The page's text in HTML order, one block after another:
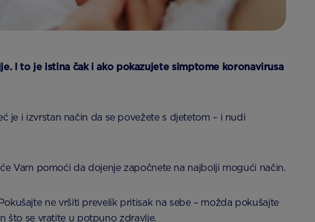
I to je istina čak i ako pokazujete simptome koronavirusa
je i izvrstan način da se povežete s djetetom – i nudi
Vam pomoći da dojenje započnete na najbolji mogući način.
ne vršiti prevelik pritisak na sebe – možda pokušajte
što se vratite u potpuno zdravlje.